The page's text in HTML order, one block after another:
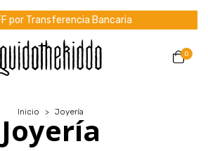
por Transferencia Bancaria
0
Inicio > Joyería
Joyería